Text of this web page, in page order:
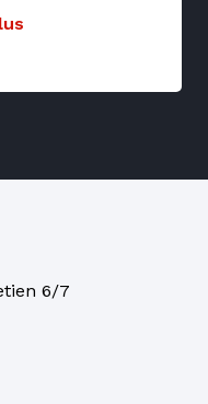
6/7